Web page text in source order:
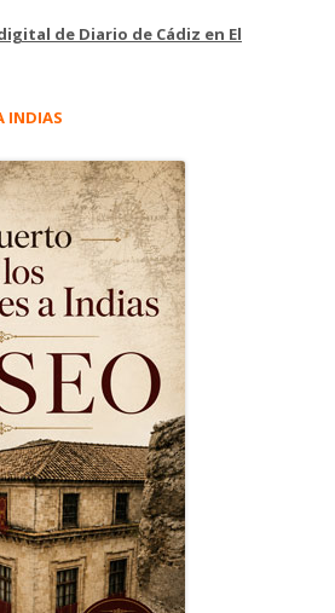
de Diario de Cádiz en El
INDIAS